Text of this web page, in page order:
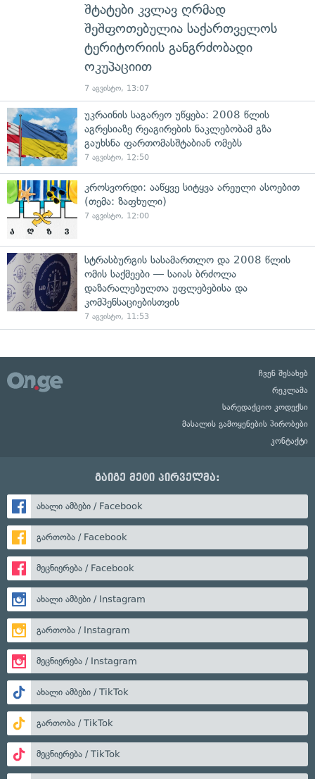
შტატები კვლავ ღრმად
შეშფოთებულია საქართველოს
ტერიტორიის განგრძობადი
ოკუპაციით
7 აგვისტო, 13:07
უკრაინის საგარეო უწყება: 2008 წლის
აგრესიაზე რეაგირების ნაკლებობამ გზა
გაუხსნა ფართომასშტაბიან ომებს
7 აგვისტო, 12:50
კროსვორდი: ააწყვე სიტყვა არეული ასოებით
(თემა: ზაფხული)
7 აგვისტო, 12:00
სტრასბურგის სასამართლო და 2008 წლის
ომის საქმეები — საიას ბრძოლა
დაზარალებულთა უფლებებისა და
კომპენსაციებისთვის
7 აგვისტო, 11:53
ჩვენ შესახებ
რეკლამა
სარედაქციო კოდექსი
მასალის გამოყენების პირობები
კონტაქტი
გაიგე მეტი პირველმა:
ახალი ამბები / Facebook
გართობა / Facebook
მეცნიერება / Facebook
ახალი ამბები / Instagram
გართობა / Instagram
მეცნიერება / Instagram
ახალი ამბები / TikTok
გართობა / TikTok
მეცნიერება / TikTok